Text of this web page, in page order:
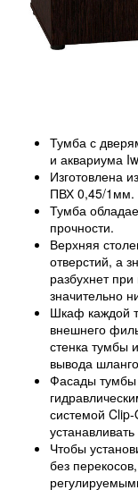
Тумба с
и аквариума
Изготовлена
ПВХ 0,45/1мм.
Тумба
прочности.
Верхняя
отверстий, а
разбухнет
значительно
Шкаф каждой
внешнего
стенка тумбы
вывода
Фасады тумбы
системой Clip-
Чтобы
без